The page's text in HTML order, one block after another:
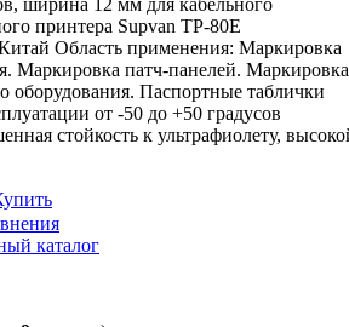
принтера Supvan TP-80E
Область применения: Маркировка
Маркировка патч-панелей. Маркировка
оборудования. Паспортные таблички
от -50 до +50 градусов
стойкость к ультрафиолету,
каталог